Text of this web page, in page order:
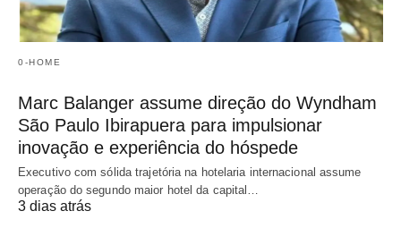
0-HOME
Marc Balanger assume direção do Wyndham
São Paulo Ibirapuera para impulsionar
inovação e experiência do hóspede
Executivo com sólida trajetória na hotelaria internacional assume
operação do segundo maior hotel da capital…
3 dias atrás